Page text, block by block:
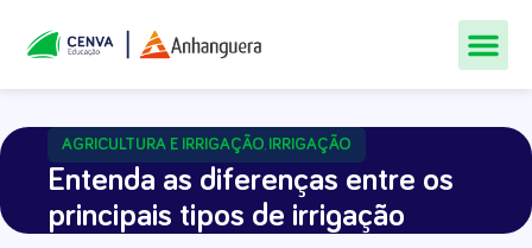
AGRICULTURA E IRRIGAÇÃO, IRRIGAÇÃO
Entenda as diferenças entre os
principais tipos de irrigação